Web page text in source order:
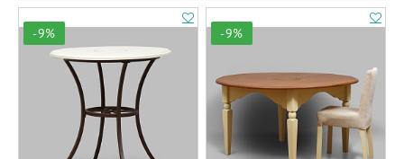
-9% -9%